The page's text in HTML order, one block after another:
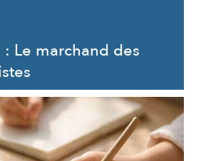
Le marchand des